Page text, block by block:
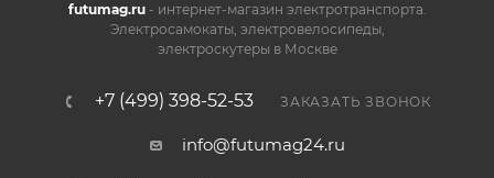
futumag.ru- интернет-магазин электротранспорта.
Электросамокаты, электровелосипеды,
электроскутеры в Москве
+7 (499) 398-52-53 ЗАКАЗАТЬ ЗВОНОК
info@futumag24.ru